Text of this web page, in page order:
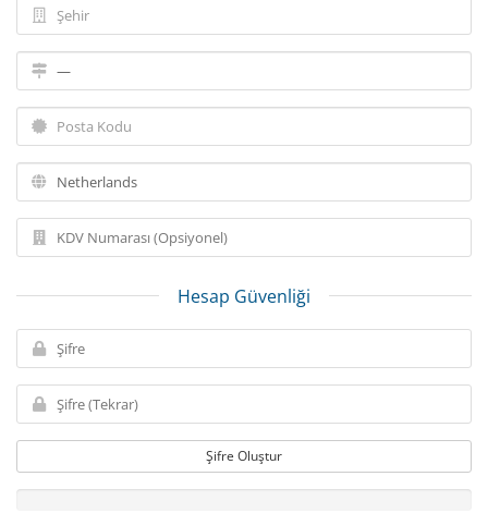
Hesap Güvenliği
Şifre Oluştur